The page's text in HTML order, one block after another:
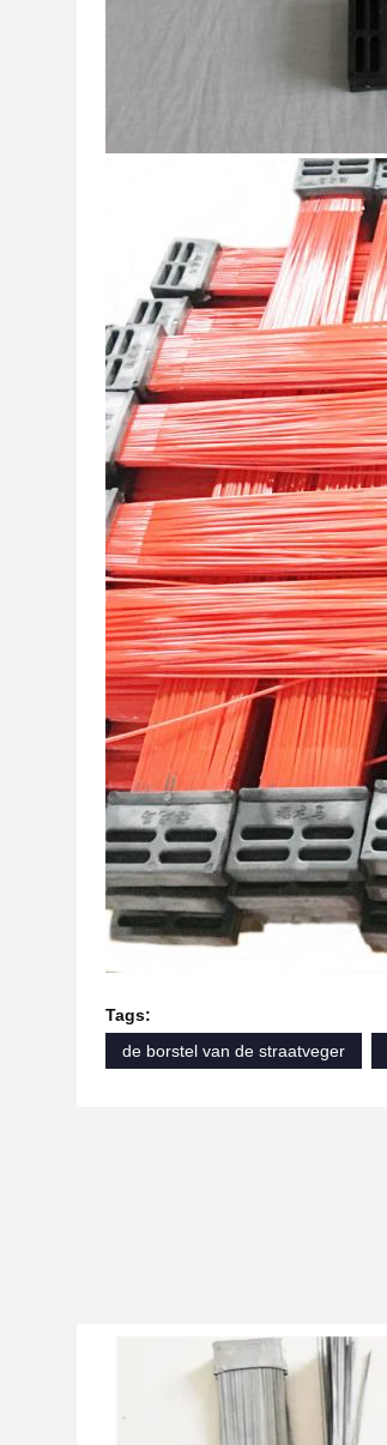
Tags:
de borstel van de straatveger